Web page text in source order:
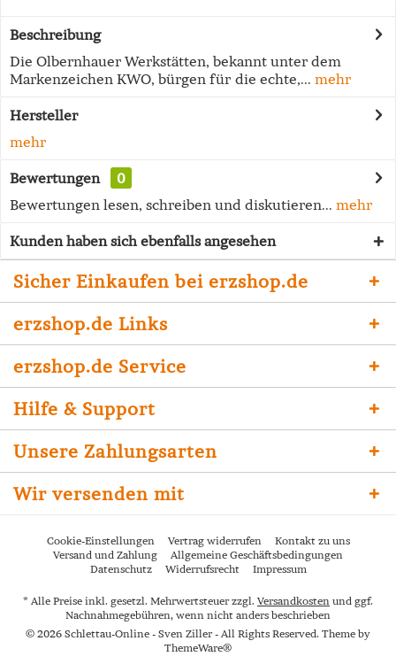
Beschreibung
Die Olbernhauer Werkstätten, bekannt unter dem
Markenzeichen KWO, bürgen für die echte,... mehr
Hersteller
mehr
Bewertungen
0
Bewertungen lesen, schreiben und diskutieren... mehr
Kunden haben sich ebenfalls angesehen
Sicher Einkaufen bei erzshop.de
erzshop.de Links
erzshop.de Service
Hilfe & Support
Unsere Zahlungsarten
Wir versenden mit
Cookie-Einstellungen Vertrag widerrufen
Kontakt zu uns
Versand und Zahlung
Allgemeine Geschäftsbedingungen
Datenschutz
Widerrufsrecht Impressum
* Alle Preise inkl. gesetzl. Mehrwertsteuer zzgl. Versandkosten und ggf.
Nachnahmegebühren, wenn nicht anders beschrieben
© 2026 Schlettau-Online - Sven Ziller - All Rights Reserved. Theme by
ThemeWare®